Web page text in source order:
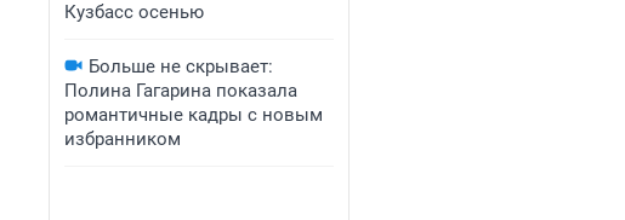
Кузбасс осенью
Больше не скрывает:
Полина Гагарина показала
романтичные кадры с новым
избранником